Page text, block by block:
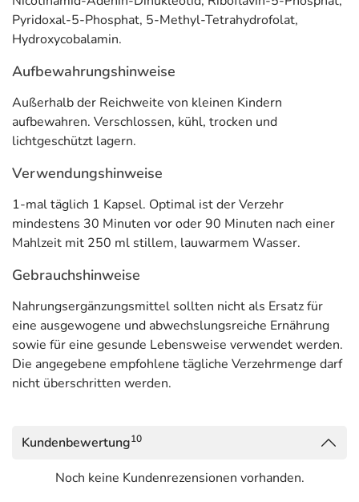
Informationen zu diesem Lebensmittel (wie z. B. Zutaten,
hinterlegt. (oben)
Pyridoxal-5-Phosphat, 5-Methyl-Tetrahydrofolat,
Hydroxycobalamin.
Aufbewahrungshinweise
Außerhalb der Reichweite von kleinen Kindern
aufbewahren. Verschlossen, kühl, trocken und
lichtgeschützt lagern.
Verwendungshinweise
1-mal täglich 1 Kapsel. Optimal ist der Verzehr
mindestens 30 Minuten vor oder 90 Minuten nach einer
Mahlzeit mit 250 ml stillem, lauwarmem Wasser.
Gebrauchshinweise
Nahrungsergänzungsmittel sollten nicht als Ersatz für
eine ausgewogene und abwechslungsreiche Ernährung
sowie für eine gesunde Lebensweise verwendet werden.
Die angegebene empfohlene tägliche Verzehrmenge darf
nicht überschritten werden.
Kundenbewertung10
Noch keine Kundenrezensionen vorhanden.